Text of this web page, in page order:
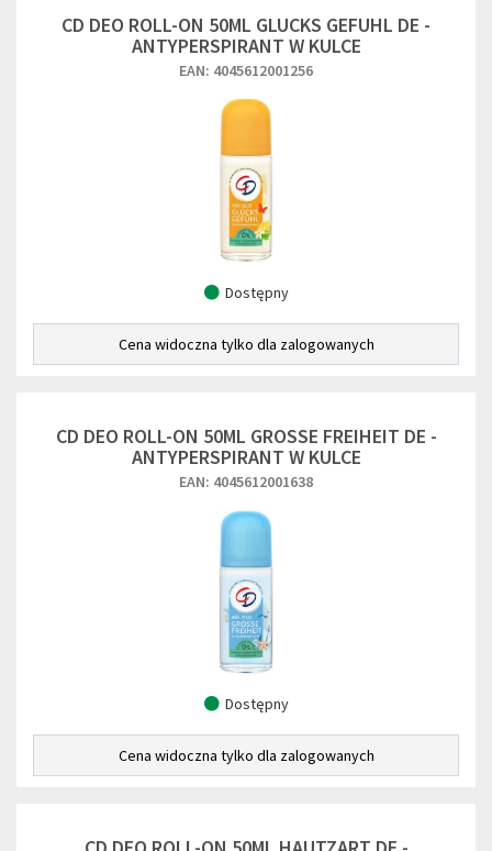
CD DEO ROLL-ON 50ML GLUCKS GEFUHL DE -
ANTYPERSPIRANT W KULCE
EAN: 4045612001256
Dostępny
Cena widoczna tylko dla zalogowanych
CD DEO ROLL-ON 50ML GROSSE FREIHEIT DE -
ANTYPERSPIRANT W KULCE
EAN: 4045612001638
Dostępny
Cena widoczna tylko dla zalogowanych